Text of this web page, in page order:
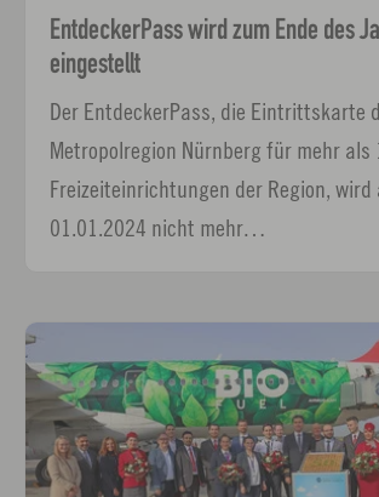
EntdeckerPass wird zum Ende des
eingestellt
Der EntdeckerPass, die Eintrittskarte
Metropolregion Nürnberg für mehr als
Freizeiteinrichtungen der Region, wird
01.01.2024 nicht mehr…